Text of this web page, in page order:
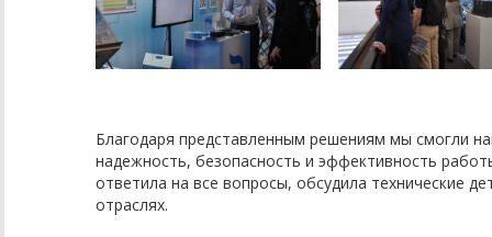
Благодаря представленным решениям мы смогли
надежность, безопасность и эффективность
ответила на все вопросы, обсудила технические
отраслях.